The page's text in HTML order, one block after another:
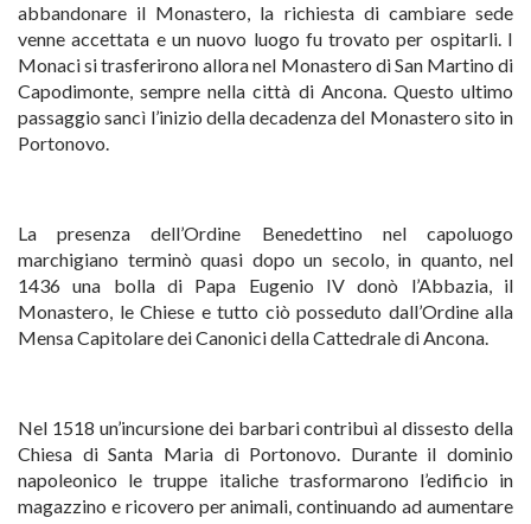
abbandonare il Monastero, la richiesta di cambiare sede
venne accettata e un nuovo luogo fu trovato per ospitarli. I
Monaci si trasferirono allora nel Monastero di San Martino di
Capodimonte, sempre nella città di Ancona. Questo ultimo
passaggio sancì l’inizio della decadenza del Monastero sito in
Portonovo.
La presenza dell’Ordine Benedettino nel capoluogo
marchigiano terminò quasi dopo un secolo, in quanto, nel
1436 una bolla di Papa Eugenio IV donò l’Abbazia, il
Monastero, le Chiese e tutto ciò posseduto dall’Ordine alla
Mensa Capitolare dei Canonici della Cattedrale di Ancona.
Nel 1518 un’incursione dei barbari contribuì al dissesto della
Chiesa di Santa Maria di Portonovo. Durante il dominio
napoleonico le truppe italiche trasformarono l’edificio in
magazzino e ricovero per animali, continuando ad aumentare